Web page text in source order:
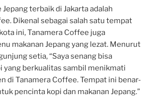
Jepang terbaik di Jakarta adalah
Dikenal sebagai salah satu tempat
ini, Tanamera Coffee juga
makanan Jepang yang lezat. Menurut
setia, “Saya senang bisa
yang berkualitas sambil menikmati
di Tanamera Coffee. Tempat ini benar-
pencinta kopi dan makanan Jepang.”